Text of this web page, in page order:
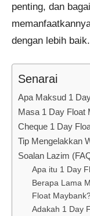
penting, dan
dengan lebih baik.
Senarai
Apa Maksud 1
Masa 1 Day Float
Cheque 1 Day
Tip Mengelakkan
Soalan Lazim
Apa itu 1 Day
Berapa Lama
Float
Adakah 1 Day